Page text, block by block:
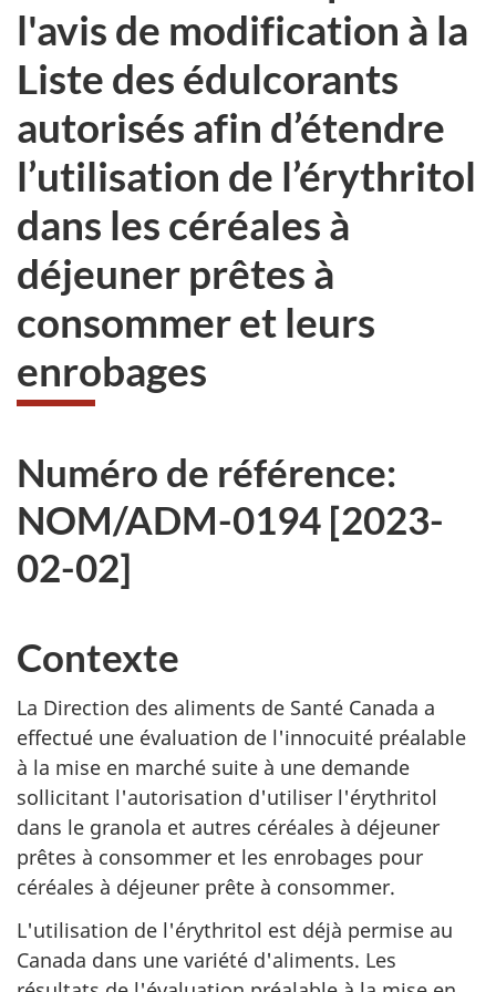
l'avis de modification à la
Liste des édulcorants
autorisés afin d’étendre
l’utilisation de l’érythritol
dans les céréales à
déjeuner prêtes à
consommer et leurs
enrobages
Numéro de référence:
NOM/ADM-0194 [2023-
02-02]
Contexte
La Direction des aliments de Santé Canada a
effectué une évaluation de l'innocuité préalable
à la mise en marché suite à une demande
sollicitant l'autorisation d'utiliser l'érythritol
dans le granola et autres céréales à déjeuner
prêtes à consommer et les enrobages pour
céréales à déjeuner prête à consommer.
L'utilisation de l'érythritol est déjà permise au
Canada dans une variété d'aliments. Les